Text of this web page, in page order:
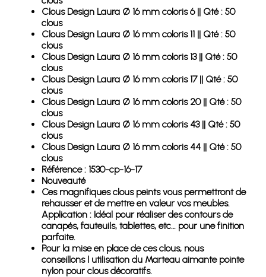
Clous Design Laura Ø 16 mm coloris 6 || Qté : 50
clous
Clous Design Laura Ø 16 mm coloris 11 || Qté : 50
clous
Clous Design Laura Ø 16 mm coloris 13 || Qté : 50
clous
Clous Design Laura Ø 16 mm coloris 17 || Qté : 50
clous
Clous Design Laura Ø 16 mm coloris 20 || Qté : 50
clous
Clous Design Laura Ø 16 mm coloris 43 || Qté : 50
clous
Clous Design Laura Ø 16 mm coloris 44 || Qté : 50
clous
Référence : 1530-cp-16-17
Nouveauté
Ces magnifiques clous peints vous permettront de
rehausser et de mettre en valeur vos meubles.
Application : Idéal pour réaliser des contours de
canapés, fauteuils, tablettes, etc… pour une finition
parfaite.
Pour la mise en place de ces clous, nous
conseillons l utilisation du Marteau aimante pointe
nylon pour clous décoratifs.